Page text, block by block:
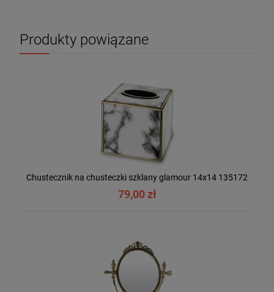
Produkty powiązane
Chustecznik na chusteczki szklany glamour 14x14 135172
79,00 zł